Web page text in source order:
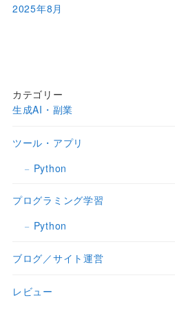
2025年8月
カテゴリー
生成AI・副業
ツール・アプリ
Python
プログラミング学習
Python
ブログ／サイト運営
レビュー